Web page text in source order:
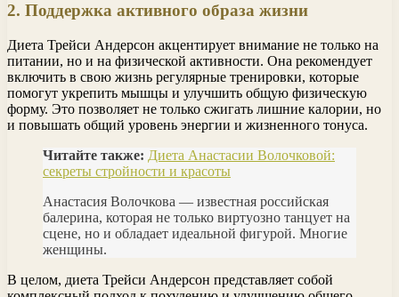
2. Поддержка активного образа жизни
Диета Трейси Андерсон акцентирует внимание не только на
питании, но и на физической активности. Она рекомендует
включить в свою жизнь регулярные тренировки, которые
помогут укрепить мышцы и улучшить общую физическую
форму. Это позволяет не только сжигать лишние калории, но
и повышать общий уровень энергии и жизненного тонуса.
Читайте также: Диета Анастасии Волочковой:
секреты стройности и красоты
Анастасия Волочкова — известная российская
балерина, которая не только виртуозно танцует на
сцене, но и обладает идеальной фигурой. Многие
женщины.
В целом, диета Трейси Андерсон представляет собой